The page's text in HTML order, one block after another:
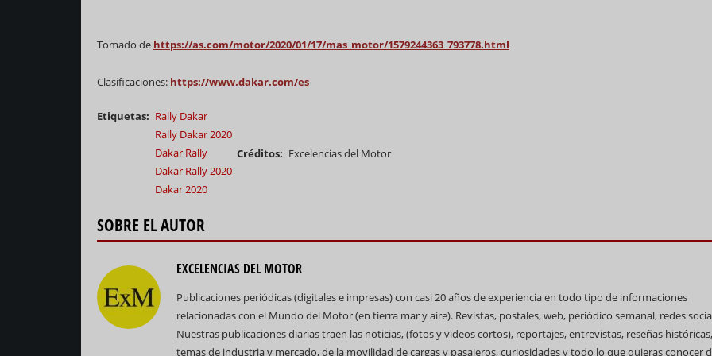
Tomado de https://as.com/motor/2020/01/17/mas_motor/1579244363_793778.html
Clasificaciones: https://www.dakar.com/es
Etiquetas
Rally Dakar
Rally Dakar 2020
Dakar Rally
Dakar Rally 2020
Dakar 2020
Créditos Excelencias del Motor
SOBRE EL AUTOR
EXCELENCIAS DEL MOTOR
Publicaciones periódicas (digitales e impresas) con casi 20 años de experiencia en todo tipo de informaciones
relacionadas con el Mundo del Motor (en tierra mar y aire). Revistas, postales, web, periódico semanal, redes
Nuestras publicaciones diarias traen las noticias, (fotos y videos cortos), reportajes, entrevistas, reseñas históricas,
temas de industria y mercado, de la movilidad de cargas y pasajeros, curiosidades y todo lo que quieras conocer